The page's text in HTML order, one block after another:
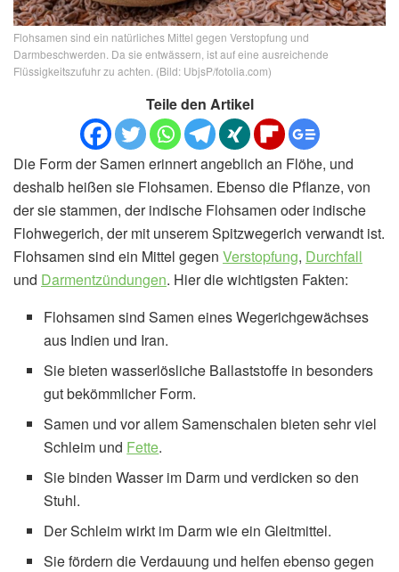
Flohsamen sind ein natürliches Mittel gegen Verstopfung und
Darmbeschwerden. Da sie entwässern, ist auf eine ausreichende
Flüssigkeitszufuhr zu achten. (Bild: UbjsP/fotolia.com)
Teile den Artikel
Die Form der Samen erinnert angeblich an Flöhe, und
deshalb heißen sie Flohsamen. Ebenso die Pflanze, von
der sie stammen, der indische Flohsamen oder indische
Flohwegerich, der mit unserem Spitzwegerich verwandt ist.
Flohsamen sind ein Mittel gegen Verstopfung, Durchfall
und Darmentzündungen. Hier die wichtigsten Fakten:
Flohsamen sind Samen eines Wegerichgewächses
aus Indien und Iran.
Sie bieten wasserlösliche Ballaststoffe in besonders
gut bekömmlicher Form.
Samen und vor allem Samenschalen bieten sehr viel
Schleim und Fette.
Sie binden Wasser im Darm und verdicken so den
Stuhl.
Der Schleim wirkt im Darm wie ein Gleitmittel.
Sie fördern die Verdauung und helfen ebenso gegen